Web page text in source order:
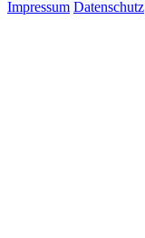
Impressum Datenschutz